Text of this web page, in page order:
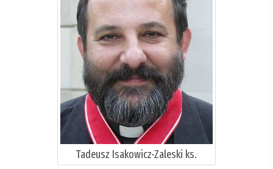
Tadeusz Isakowicz-Zaleski ks.